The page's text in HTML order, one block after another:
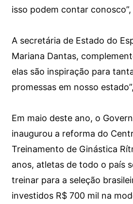
isso podem contar
A secretária de Estado do
Mariana Dantas,
elas são inspiração para
promessas em nosso
Em maio deste ano, o
inaugurou a reforma do
Treinamento de Ginástica
anos, atletas de todo o país
treinar para a seleção
investidos R$ 700 mil na